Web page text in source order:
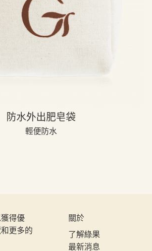
防水外出肥皂袋
輕便防水
得優
更多的
關於
了解綠果
最新消息